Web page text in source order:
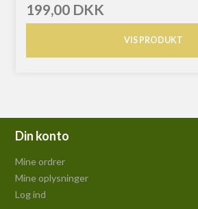
199,00 DKK
VIS PRODUKT
Din konto
Mine ordrer
Mine oplysninger
Log ind